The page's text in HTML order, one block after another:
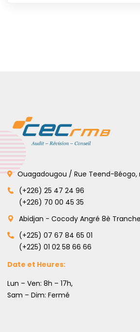
Ouagadougou / Rue Teend-Béogo,
(+226) 25 47 24 96
(+226) 70 00 45 35
Abidjan - Cocody Angré 8è Tranche
(+225) 07 67 84 65 01
(+225) 01 02 58 66 66
Date et Heures:
Lun – Ven: 8h – 17h,
Sam – Dim: Fermé